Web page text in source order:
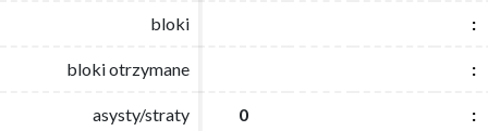
bloki :
bloki otrzymane :
asysty/straty 0 :
bloki :
bloki otrzymane :
asysty/straty 0 :